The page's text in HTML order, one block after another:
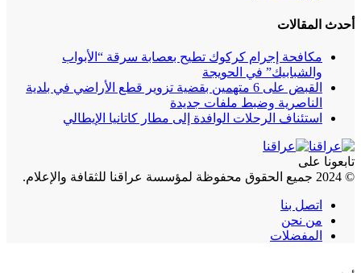
أحدث المقالات
مكافحة إجرام كركوك تطيح بعصابة سرقة “الأبواب
والشبابيك” في الحويجة
القبض على 6 متهمين بقضية تزوير قطع الأراضي في بلدية
الناصرية وضبط ملفات جديدة
استئناف الرحلات الوافدة إلى مطار كاتانيا الإيطالي
تابعونا على
© 2024 جميع الحقوق محفوظة لمؤسسة عراقنا للثقافة والإعلام.
اتصل بنا
من نحن
المفضلات